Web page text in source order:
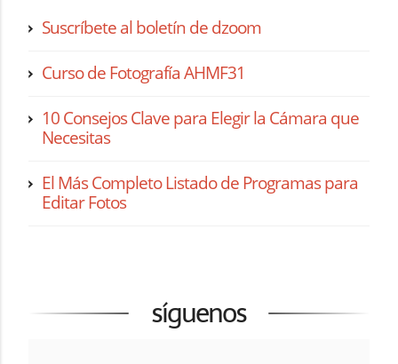
Suscríbete al boletín de dzoom
Curso de Fotografía AHMF31
10 Consejos Clave para Elegir la Cámara que
Necesitas
El Más Completo Listado de Programas para
Editar Fotos
síguenos